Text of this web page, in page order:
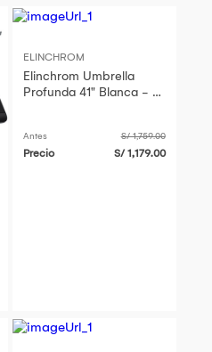
ELINCHROM
Elinchrom Umbrella
Profunda 41" Blanca - 16
Antes S/ 1,759.00
Precio S/ 1,179.00